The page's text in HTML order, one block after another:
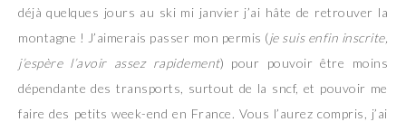
déjà quelques jours au ski mi janvier j’ai hâte de retrouver la
montagne ! J’aimerais passer mon permis (je suis enfin inscrite,
j’espère l’avoir assez rapidement) pour pouvoir être moins
dépendante des transports, surtout de la sncf, et pouvoir me
faire des petits week-end en France. Vous l’aurez compris, j’ai